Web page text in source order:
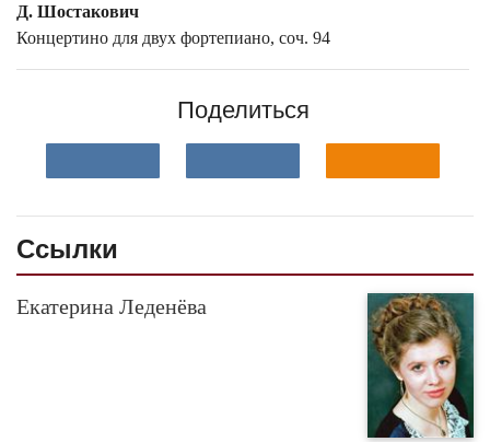
Д. Шостакович
Концертино для двух фортепиано, соч. 94
Поделиться
Ссылки
Екатерина Леденёва